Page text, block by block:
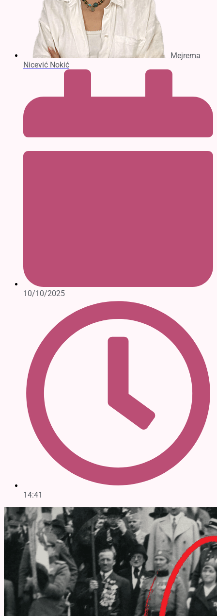
Mejrema
Nicević Nokić
10/10/2025
14:41